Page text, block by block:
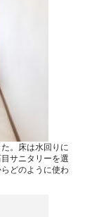
。床は水回りに
サニタリーを選
どのように使わ